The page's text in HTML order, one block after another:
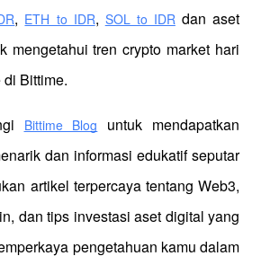
, ETH to IDR, SOL to IDR dan aset
mengetahui tren crypto market hari
Bittime.
Bittime Blog
untuk mendapatkan
dan informasi edukatif seputar
artikel terpercaya tentang Web3,
dan tips investasi aset digital yang
pengetahuan kamu dalam